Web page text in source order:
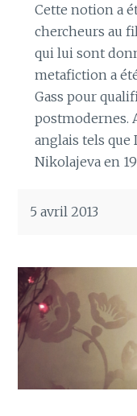
Cette notion a
chercheurs au
qui lui sont
metafiction a
Gass pour
postmodernes.
anglais tels que
Nikolajeva en
5 avril 2013